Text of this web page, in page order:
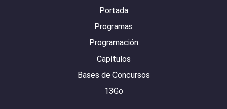
Portada
Programas
Programación
Capítulos
Bases de Concursos
13Go